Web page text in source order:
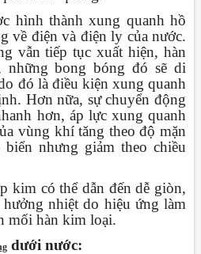
hình thành xung quanh hồ
về điện và điện ly của nước.
vẫn tiếp tục xuất hiện, hàn
những bong bóng đó sẽ di
đó là điều kiện xung quanh
Hơn nữa, sự chuyển động
hơn, áp lực xung quanh
vùng khí tăng theo độ mặn
nhưng giảm theo chiều
kim có thể dẫn đến dễ giòn,
nhiệt do hiệu ứng làm
mối hàn kim loại.
dưới nước: